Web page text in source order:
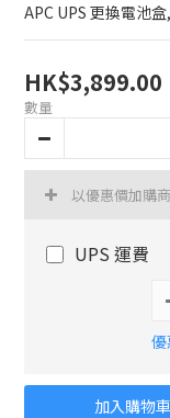
APC UPS 更換電池
HK$3,899.00
數量
以優惠價加購
UPS 運費
優
加入購物車